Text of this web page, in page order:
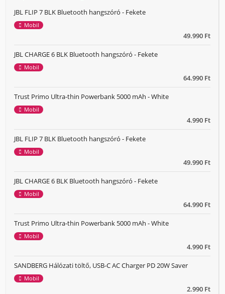
49.990 Ft
JBL FLIP 7 BLK Bluetooth hangszóró - Fekete
Mobil
64.990 Ft
JBL CHARGE 6 BLK Bluetooth hangszóró - Fekete
Mobil
4.990 Ft
Trust Primo Ultra-thin Powerbank 5000 mAh - White
Mobil
49.990 Ft
JBL FLIP 7 BLK Bluetooth hangszóró - Fekete
Mobil
64.990 Ft
JBL CHARGE 6 BLK Bluetooth hangszóró - Fekete
Mobil
4.990 Ft
Trust Primo Ultra-thin Powerbank 5000 mAh - White
Mobil
2.990 Ft
SANDBERG Hálózati töltő, USB-C AC Charger PD 20W Saver
Mobil